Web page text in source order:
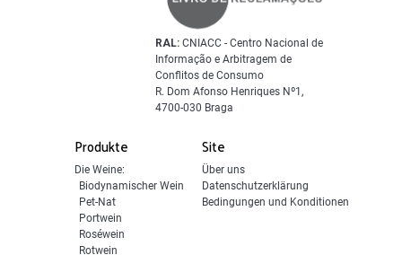
Produkte
Die Weine:
Biodynamischer Wein
Pet-Nat
Portwein
Roséwein
Rotwein
Site
Über uns
Datenschutzerklärung
Bedingungen und Konditionen
RAL: CNIACC - Centro Nacional de
Informação e Arbitragem de
Conflitos de Consumo
R. Dom Afonso Henriques Nº1,
4700-030 Braga